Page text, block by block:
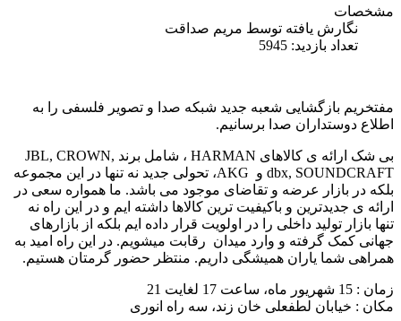
مشخصات
نگارش یافته توسط مریم صداقت
تعداد بازدید: 5945
مفتخریم بازگشایی شعبه جدید شبکه صدا و تصویر فلسفی را به
اطلاع دوستداران صدا برسانیم.
بی شک ارائه ی کالاهای HARMAN ، شامل برند JBL, CROWN,
dbx, SOUNDCRAFT و AKG، تحولی جدید نه تنها در این مجموعه
بلکه در بازار عرضه و تقاضای موجود می باشد. ما همواره سعی در
ارائه ی جدیدترین و باکیفیت ترین کالاها داشته ایم و در این راه نه
تنها بازار تولید داخلی را در اولویت قرار داده ایم بلکه از بازارهای
جهانی کمک گرفته و وارد میدان رقابت میشویم. در این راه امید به
همراهی شما یاران همیشگی داریم. منتظر حضور گرمتان هستیم.
زمان : 15 شهریور ماه، ساعت 17 لغایت 21
مکان : خیابان لطفعلی خان زند، سه راه انوری